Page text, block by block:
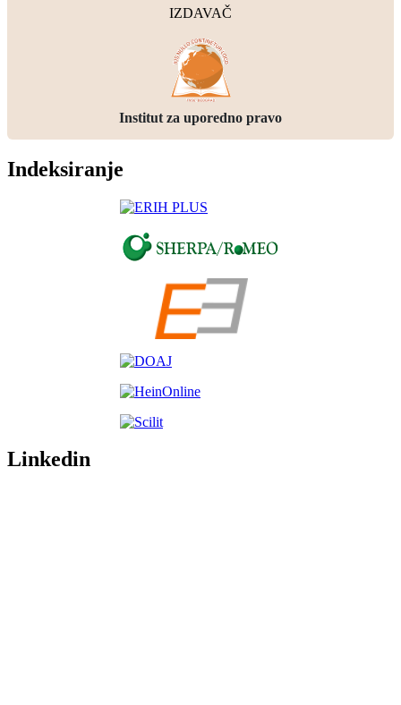
IZDAVAČ
Institut za uporedno pravo
Indeksiranje
Linkedin